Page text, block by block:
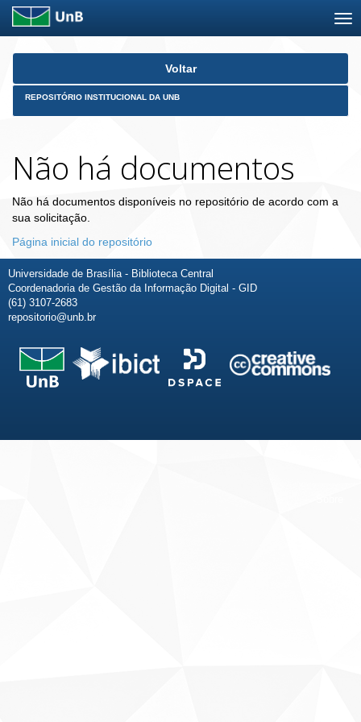
Skip
Voltar
REPOSITÓRIO INSTITUCIONAL DA UNB
Não há documentos
Não há documentos disponíveis no repositório de acordo com a
sua solicitação.
Página inicial do repositório
Universidade de Brasília - Biblioteca Central
Coordenadoria de Gestão da Informação Digital - GID
(61) 3107-2683
repositorio@unb.br